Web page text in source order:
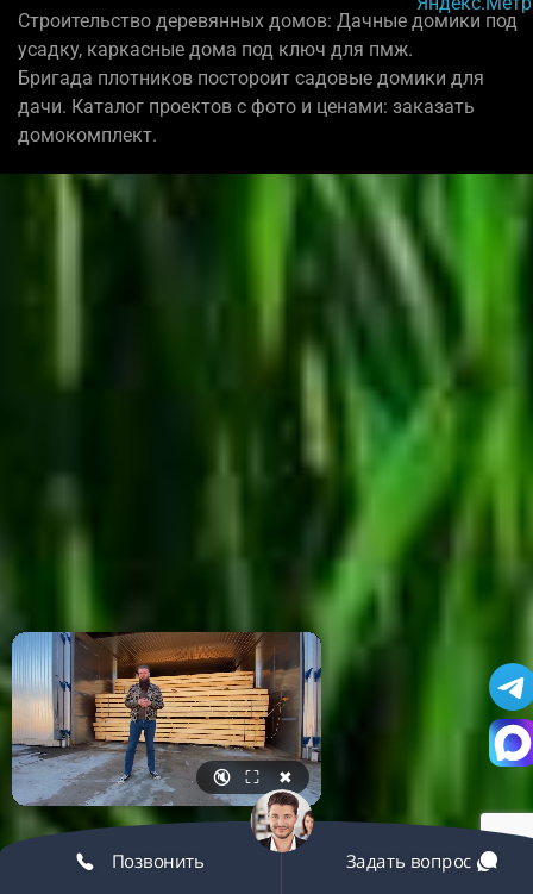
Строительство деревянных домов: Дачные домики под
усадку, каркасные дома под ключ для пмж.
Бригада плотников постороит садовые домики для
дачи. Каталог проектов с фото и ценами: заказать
домокомплект.
🔇 ⛶ ✖
Позвонить Задать вопрос